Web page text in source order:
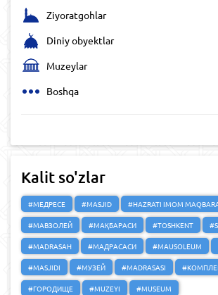
Ziyoratgohlar
Diniy obyektlar
Muzeylar
Boshqa
Kalit so'zlar
#МЕДРЕСЕ #MASJID
#HAZRATI IMOM
#МАВЗОЛЕЙ
#МАҚБАРАСИ #TOSHKENT
#MADRASAH
#МАДРАСАСИ #MAUSOLEUM
#MASJIDI
#МУЗЕЙ #MADRASASI
#ГОРОДИЩЕ
#MUZEYI
#MUSEUM